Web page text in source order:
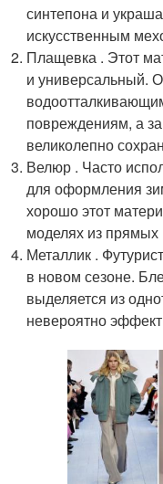
синтепона и
искусственным
Плащевка . Этот
и универсальный.
повреждениям, а
великолепно
Велюр . Часто
для оформления
хорошо этот
моделях из
Металлик .
в новом сезоне.
выделяется из
невероятно